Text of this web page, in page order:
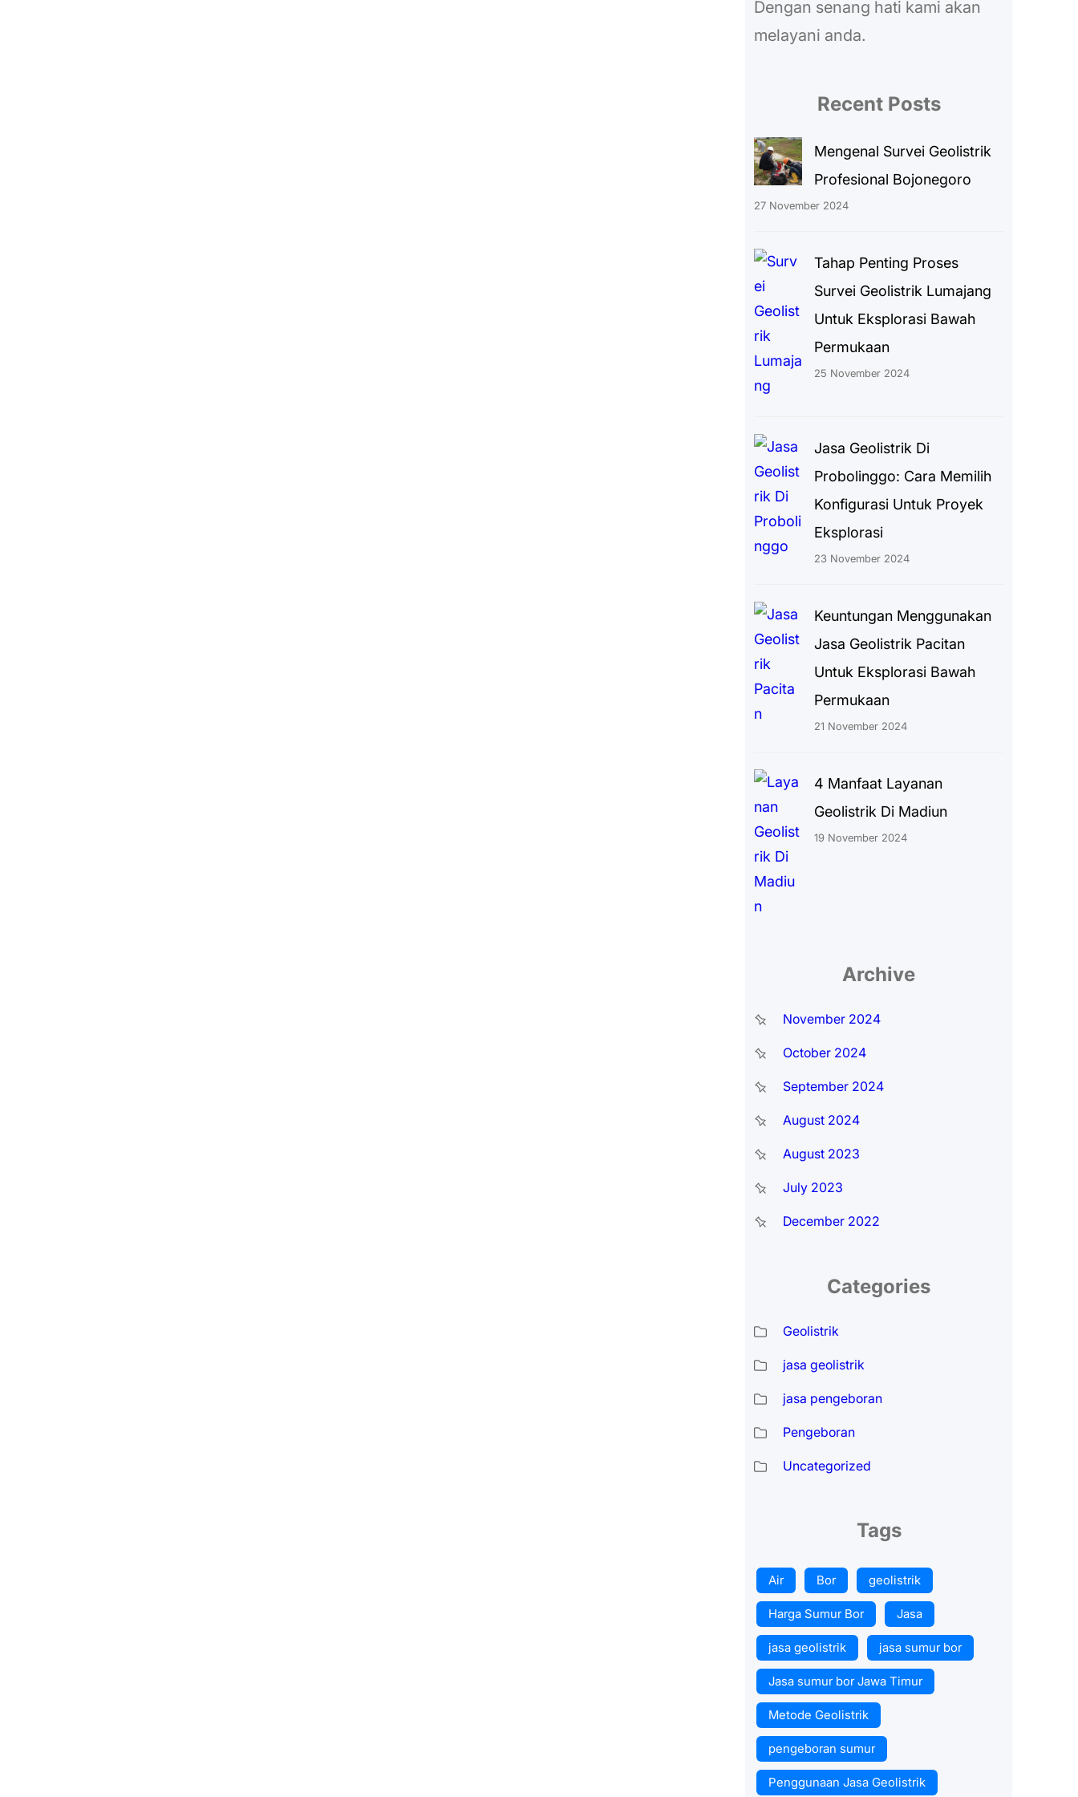
Dengan senang hati kami akan
melayani anda.
Recent Posts
Mengenal Survei Geolistrik
Profesional Bojonegoro
27 November 2024
Tahap Penting Proses
Survei Geolistrik Lumajang
Untuk Eksplorasi Bawah
Permukaan
25 November 2024
Jasa Geolistrik Di
Probolinggo: Cara Memilih
Konfigurasi Untuk Proyek
Eksplorasi
23 November 2024
Keuntungan Menggunakan
Jasa Geolistrik Pacitan
Untuk Eksplorasi Bawah
Permukaan
21 November 2024
4 Manfaat Layanan
Geolistrik Di Madiun
19 November 2024
Archive
November 2024
October 2024
September 2024
August 2024
August 2023
July 2023
December 2022
Categories
Geolistrik
jasa geolistrik
jasa pengeboran
Pengeboran
Uncategorized
Tags
Air Bor geolistrik
Harga Sumur Bor Jasa
jasa geolistrik jasa sumur bor
Jasa sumur bor Jawa Timur
Metode Geolistrik
pengeboran sumur
Penggunaan Jasa Geolistrik